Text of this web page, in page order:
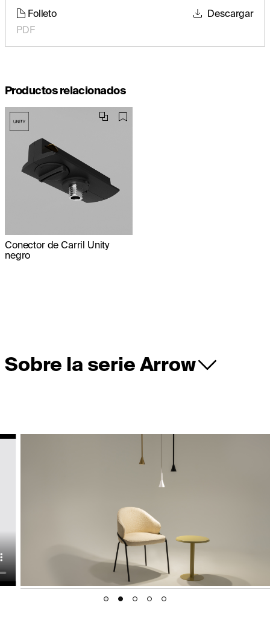
Folleto
PDF
Descargar
Productos relacionados
Conector de Carril Unity
negro
Sobre la serie Arrow